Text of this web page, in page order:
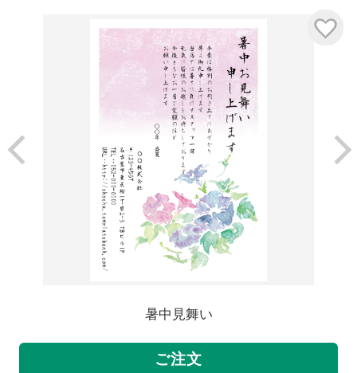
暑中見舞い
ご注文